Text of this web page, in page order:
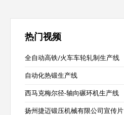
热门视频
全自动高铁/火车车轮轧制生产线
自动化热锻生产线
西马克梅尔径-轴向碾环机生产线
扬州捷迈锻压机械有限公司宣传片